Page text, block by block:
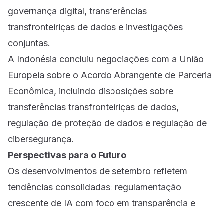
governança digital, transferências
transfronteiriças de dados e investigações
conjuntas.
A Indonésia concluiu negociações com a União
Europeia sobre o Acordo Abrangente de Parceria
Econômica, incluindo disposições sobre
transferências transfronteiriças de dados,
regulação de proteção de dados e regulação de
cibersegurança.
Perspectivas para o Futuro
Os desenvolvimentos de setembro refletem
tendências consolidadas: regulamentação
crescente de IA com foco em transparência e